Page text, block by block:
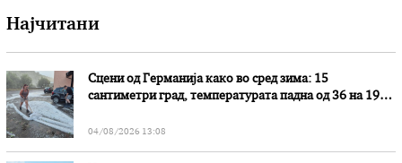
Најчитани
Сцени од Германија како во сред зима: 15
сантиметри град, температурата падна од 36 на 19
04/08/2026 13:08